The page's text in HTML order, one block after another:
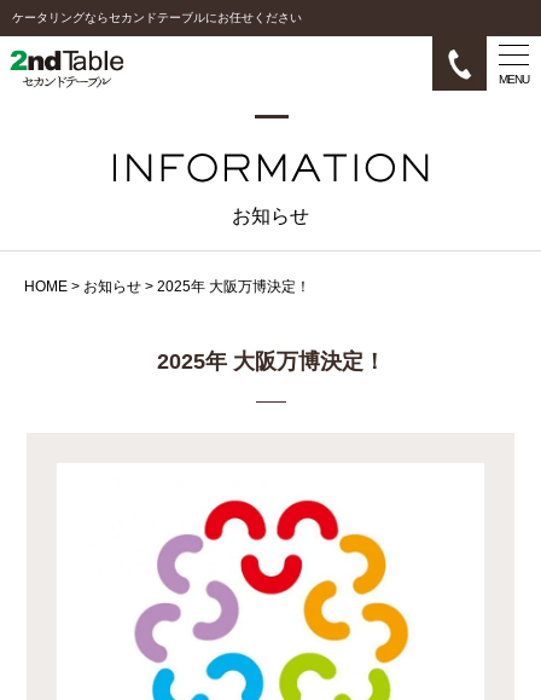
ケータリングならセカンドテーブルにお任せください
MENU
お知らせ
HOME > お知らせ > 2025年 大阪万博決定！
2025年 大阪万博決定！